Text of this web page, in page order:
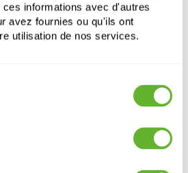
informations avec d'autres
avez fournies ou qu'ils ont
utilisation de nos services.